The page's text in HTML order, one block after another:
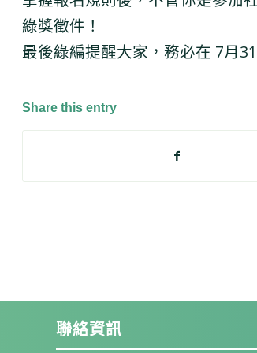
綠獎徵件！
最後綠編提醒大家，務必在 7月
Share this entry
聯絡資訊